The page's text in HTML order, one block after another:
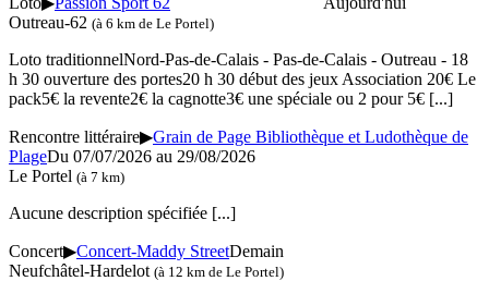
Outreau-62 (à 6 km de Le Portel)
Loto traditionnelNord-Pas-de-Calais - Pas-de-Calais - Outreau - 18
h 30 ouverture des portes20 h 30 début des jeux Association 20€ Le
pack5€ la revente2€ la cagnotte3€ une spéciale ou 2 pour 5€ [...]
Rencontre littéraire▶Grain de Page Bibliothèque et Ludothèque de
PlageDu 07/07/2026 au 29/08/2026
Le Portel (à 7 km)
Aucune description spécifiée [...]
Concert▶Concert-Maddy StreetDemain
Neufchâtel-Hardelot (à 12 km de Le Portel)